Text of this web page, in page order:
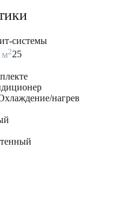
системы
м225
нагрев